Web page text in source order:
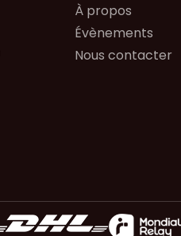
À propos
Évènements
Nous contacter